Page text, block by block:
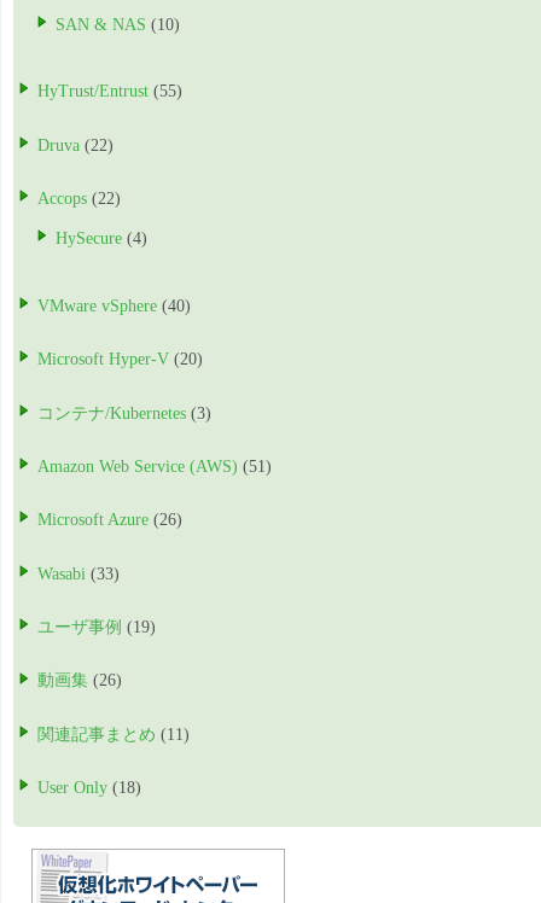
SAN & NAS (10)
HyTrust/Entrust (55)
Druva (22)
Accops (22)
HySecure (4)
VMware vSphere (40)
Microsoft Hyper-V (20)
コンテナ/Kubernetes (3)
Amazon Web Service (AWS) (51)
Microsoft Azure (26)
Wasabi (33)
ユーザ事例 (19)
動画集 (26)
関連記事まとめ (11)
User Only (18)